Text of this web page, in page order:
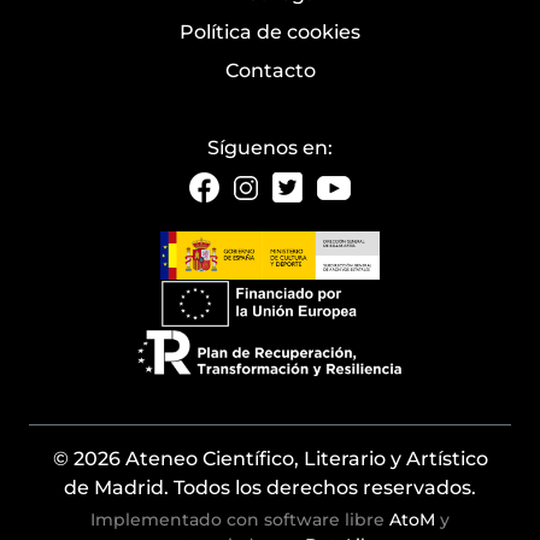
Política de cookies
Contacto
Síguenos en:
© 2026 Ateneo Científico, Literario y Artístico
de Madrid. Todos los derechos reservados.
Implementado con software libre AtoM y